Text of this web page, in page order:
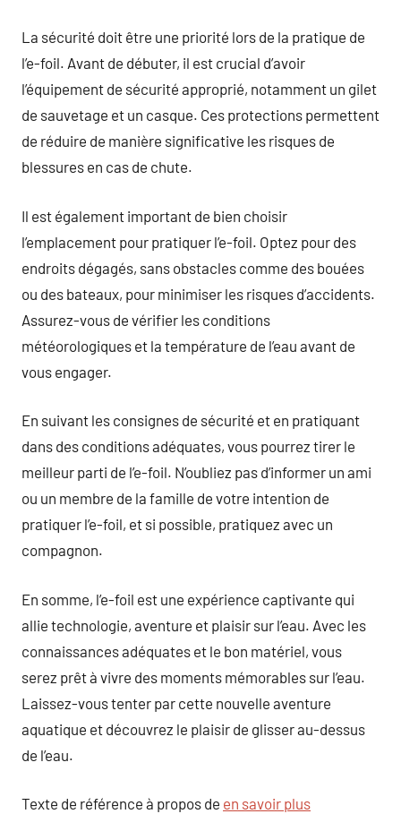
La sécurité doit être une priorité lors de la pratique de
l’e-foil. Avant de débuter, il est crucial d’avoir
l’équipement de sécurité approprié, notamment un gilet
de sauvetage et un casque. Ces protections permettent
de réduire de manière significative les risques de
blessures en cas de chute.
Il est également important de bien choisir
l’emplacement pour pratiquer l’e-foil. Optez pour des
endroits dégagés, sans obstacles comme des bouées
ou des bateaux, pour minimiser les risques d’accidents.
Assurez-vous de vérifier les conditions
météorologiques et la température de l’eau avant de
vous engager.
En suivant les consignes de sécurité et en pratiquant
dans des conditions adéquates, vous pourrez tirer le
meilleur parti de l’e-foil. N’oubliez pas d’informer un ami
ou un membre de la famille de votre intention de
pratiquer l’e-foil, et si possible, pratiquez avec un
compagnon.
En somme, l’e-foil est une expérience captivante qui
allie technologie, aventure et plaisir sur l’eau. Avec les
connaissances adéquates et le bon matériel, vous
serez prêt à vivre des moments mémorables sur l’eau.
Laissez-vous tenter par cette nouvelle aventure
aquatique et découvrez le plaisir de glisser au-dessus
de l’eau.
Texte de référence à propos de en savoir plus